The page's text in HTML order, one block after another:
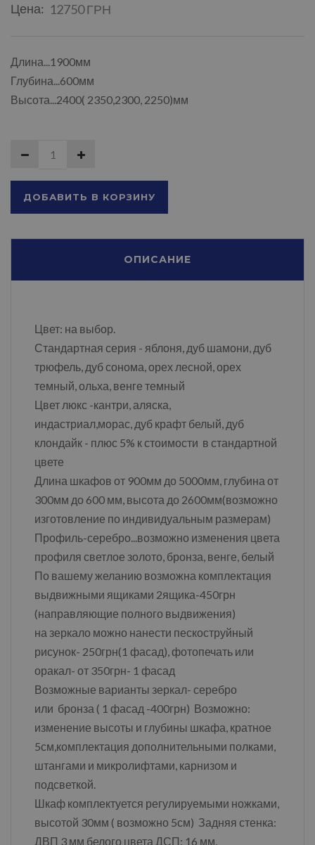
Цена: 12750 ГРН
Длина...1900мм
Глубина...600мм
Высота...2400( 2350,2300, 2250)мм
ДОБАВИТЬ В КОРЗИНУ
ОПИСАНИЕ
Цвет: на выбор.
Стандартная серия - яблоня, дуб шамони, дуб
трюфель, дуб сонома, орех лесной, орех
темный, ольха, венге темный
Цвет люкс -кантри, аляска,
индастриал,морас, дуб крафт белый, дуб
клондайк - плюс 5% к стоимости в стандартной
цвете
Длина шкафов от 900мм до 5000мм, глубина от
300мм до 600 мм, высота до 2600мм(возможно
изготовление по индивидуальным размерам)
Профиль-серебро...возможно изменения цвета
профиля светлое золото, бронза, венге, белый
По вашему желанию возможна комплектация
выдвижными ящиками 2ящика-450грн
(направляющие полного выдвижения)
на зеркало можно нанести пескоструйный
рисунок- 250грн(1 фасад), фотопечать или
оракал- от 350грн- 1 фасад
Возможные варианты зеркал- серебро
или бронза ( 1 фасад -400грн) Возможно:
изменение высоты и глубины шкафа, кратное
5см,комплектация дополнительными полками,
штангами и микролифтами, карнизом и
подсветкой.
Шкаф комплектуется регулируемыми ножками,
высотой 30мм ( возможно 5см) Задняя стенка:
ДВП 3 мм белого цвета ДСП: 16 мм,